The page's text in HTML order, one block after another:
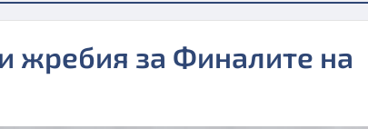
ВЕСТНИК
МЛАДЕЖКА
жребия за Финалите на